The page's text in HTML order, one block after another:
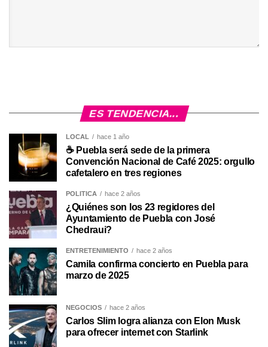
ES TENDENCIA...
LOCAL hace 1 año
☕ Puebla será sede de la primera
Convención Nacional de Café 2025: orgullo
cafetalero en tres regiones
POLÍTICA hace 2 años
¿Quiénes son los 23 regidores del
Ayuntamiento de Puebla con José
Chedraui?
ENTRETENIMIENTO hace 2 años
Camila confirma concierto en Puebla para
marzo de 2025
NEGOCIOS hace 2 años
Carlos Slim logra alianza con Elon Musk
para ofrecer internet con Starlink